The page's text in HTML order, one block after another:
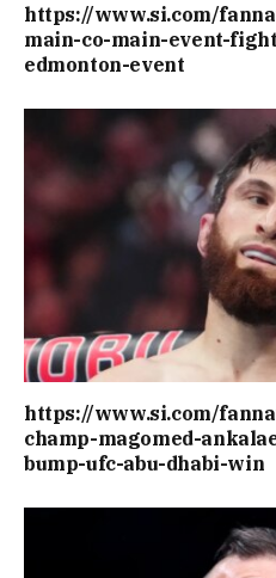
https://www.si.com/
main-co-main-event-
edmonton-event
https://www.si.com/
champ-magomed-
bump-ufc-abu-dhabi-win